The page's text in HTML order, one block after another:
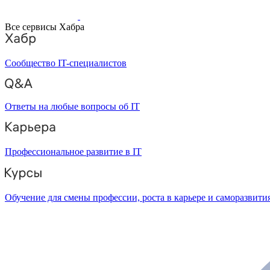
Все сервисы Хабра
Сообщество IT-специалистов
Ответы на любые вопросы об IT
Профессиональное развитие в IT
Обучение для смены профессии, роста в карьере и